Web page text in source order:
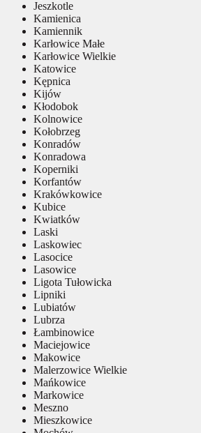
Jeszkotle
Kamienica
Kamiennik
Karłowice Małe
Karłowice Wielkie
Katowice
Kępnica
Kijów
Kłodobok
Kolnowice
Kołobrzeg
Konradów
Konradowa
Koperniki
Korfantów
Krakówkowice
Kubice
Kwiatków
Laski
Laskowiec
Lasocice
Lasowice
Ligota Tułowicka
Lipniki
Lubiatów
Lubrza
Łambinowice
Maciejowice
Makowice
Malerzowice Wielkie
Mańkowice
Markowice
Meszno
Mieszkowice